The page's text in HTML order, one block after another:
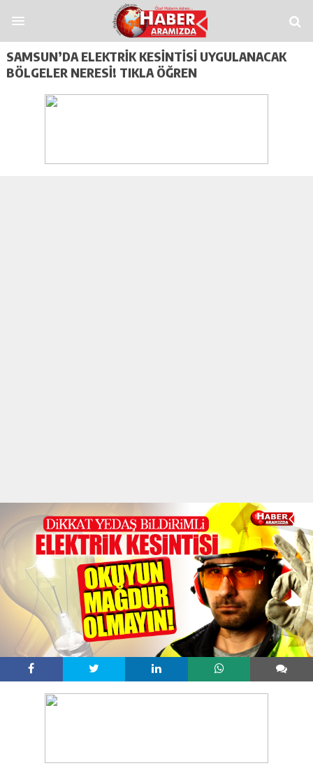
grandpashabetJojobethttps://
SAMSUN’DA ELEKTRIK KESINTISI UYGULANACAK
BÖLGELER NERESI! TIKLA ÖĞREN